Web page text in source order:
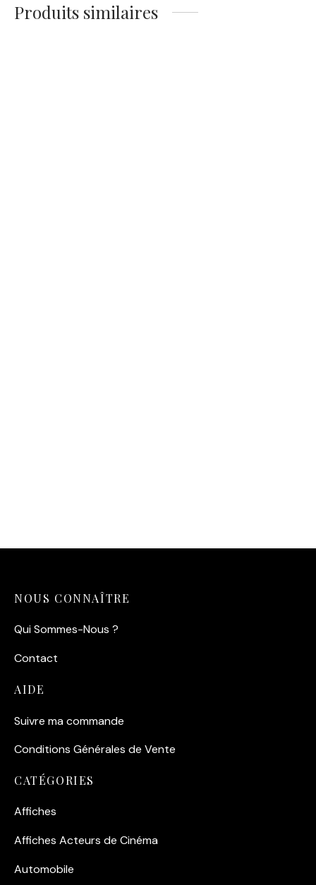
Produits similaires
NOUS CONNAÎTRE
Qui Sommes-Nous ?
Contact
AIDE
Suivre ma commande
Conditions Générales de Vente
CATÉGORIES
Affiches
Affiches Acteurs de Cinéma
Automobile